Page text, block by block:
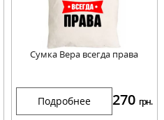
Сумка Вера всегда права
Подробнее 270 грн.